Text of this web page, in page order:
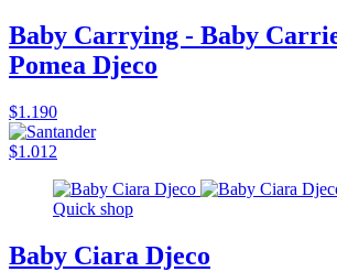
Baby Carrying - Baby
Pomea Djeco
$1.190
$1.012
Quick shop
Baby Ciara Djeco